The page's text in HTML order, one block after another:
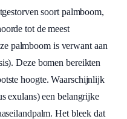
soort palmboom,
tot de meest
palmboom is verwant aan
Deze bomen bereikten
hoogte. Waarschijnlijk
exulans) een belangrijke
Het bleek dat